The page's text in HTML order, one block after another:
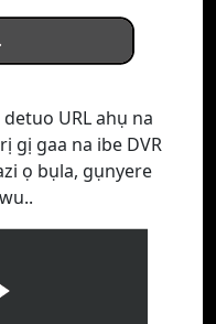
URL ahụ na
gị gaa na ibe DVR
ọ bụla, gụnyere